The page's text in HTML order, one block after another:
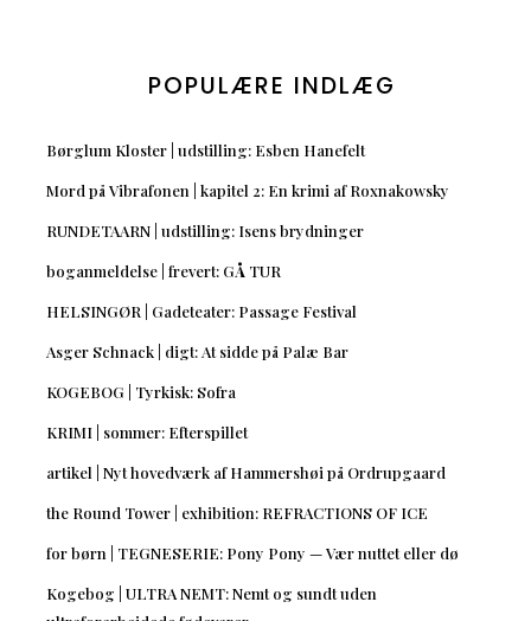
POPULÆRE INDLÆG
Børglum Kloster | udstilling: Esben Hanefelt
Mord på Vibrafonen | kapitel 2: En krimi af Roxnakowsky
RUNDETAARN | udstilling: Isens brydninger
boganmeldelse | frevert: GÅ TUR
HELSINGØR | Gadeteater: Passage Festival
Asger Schnack | digt: At sidde på Palæ Bar
KOGEBOG | Tyrkisk: Sofra
KRIMI | sommer: Efterspillet
artikel | Nyt hovedværk af Hammershøi på Ordrupgaard
the Round Tower | exhibition: REFRACTIONS OF ICE
for børn | TEGNESERIE: Pony Pony — Vær nuttet eller dø
Kogebog | ULTRA NEMT: Nemt og sundt uden